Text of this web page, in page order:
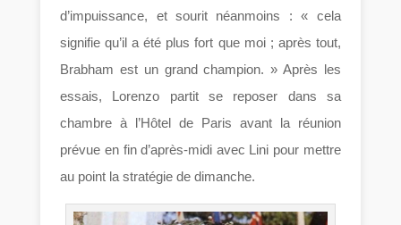
d’impuissance, et sourit néanmoins : « cela
signifie qu’il a été plus fort que moi ; après tout,
Brabham est un grand champion. » Après les
essais, Lorenzo partit se reposer dans sa
chambre à l’Hôtel de Paris avant la réunion
prévue en fin d’après-midi avec Lini pour mettre
au point la stratégie de dimanche.